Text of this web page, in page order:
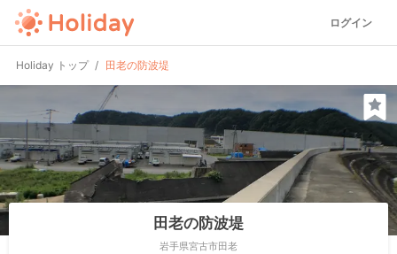
ログイン
Holiday トップ 田老の防波堤
田老の防波堤
岩手県宮古市田老